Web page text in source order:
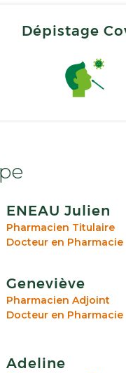
Dépistage
ENEAU Julien
Pharmacien Titulaire
Docteur en Pharmacie
Geneviève
Pharmacien Adjoint
Docteur en Pharmacie
Adeline